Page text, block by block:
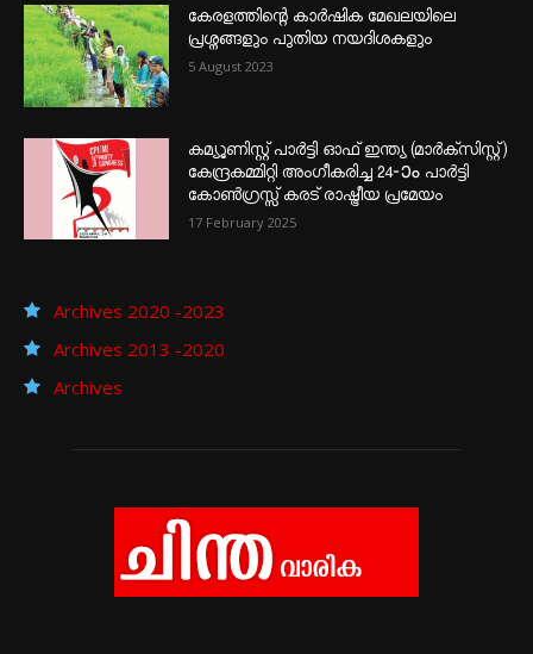
കേരളത്തിന്റെ കാർഷിക മേഖലയിലെ
പ്രശ്നങ്ങളും പുതിയ നയദിശകളും
5 August 2023
കമ്യൂണിസ്റ്റ് പാർട്ടി ഓഫ് ഇന്ത്യ (മാർക്സിസ്റ്റ്)
കേന്ദ്രകമ്മിറ്റി അംഗീകരിച്ച 24‐ാം പാർട്ടി
കോൺഗ്രസ്സ് കരട് രാഷ്ട്രീയ പ്രമേയം
17 February 2025
Archives 2020 -2023
Archives 2013 -2020
Archives